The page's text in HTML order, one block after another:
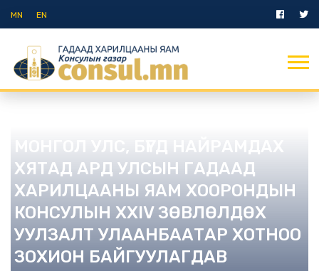
MN EN
МОНГОЛ УЛС, БҮГД НАЙРАМДАХ
ХЯТАД АРД УЛСЫН ГАДААД
ХАРИЛЦААНЫ ЯАМ ХООРОНДЫН
КОНСУЛЫН XXIV ЗӨВЛӨЛДӨХ
УУЛЗАЛТ УЛААНБААТАР ХОТНОО
ЗОХИОН БАЙГУУЛАГДАВ